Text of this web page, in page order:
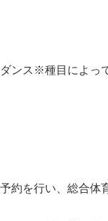
ンス※種目によっ
約を行い、総合